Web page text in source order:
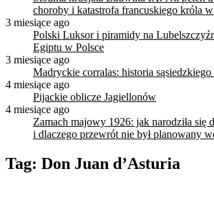
choroby i katastrofa francuskiego króla
3 miesiące ago
Polski Luksor i piramidy na
Egiptu w Polsce
3 miesiące ago
Madryckie corralas: historia
4 miesiące ago
Pijackie oblicze Jagiellonów
4 miesiące ago
Zamach majowy 1926: jak narodziła się
i dlaczego przewrót nie był planowany
Tag: Don Juan d’Asturia